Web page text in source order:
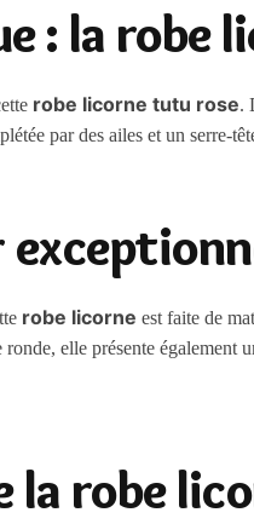
: la robe
robe licorne tutu rose.
par des ailes et un serre-
robe licorne est faite de
elle présente
la robe